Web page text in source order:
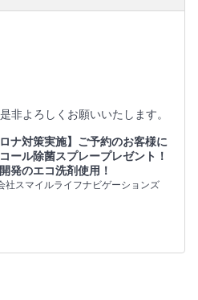
非よろしくお願いいたします。
ロナ対策実施】ご予約のお客様に
ール除菌スプレープレゼント！
発のエコ洗剤使用！
社スマイルライフナビゲーションズ